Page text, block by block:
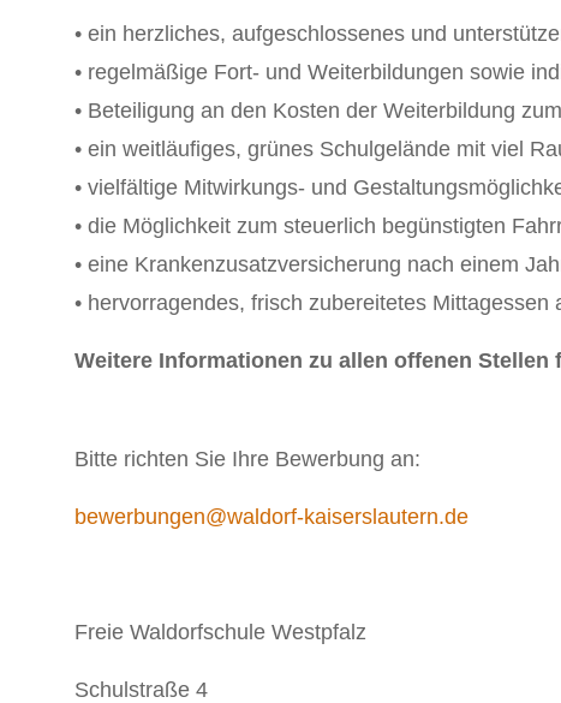
• ein herzliches, aufgeschlossenes und
• regelmäßige Fort- und Weiterbildungen sowie
• Beteiligung an den Kosten der Weiterbildung
• ein weitläufiges, grünes Schulgelände mit viel
• vielfältige Mitwirkungs- und
• die Möglichkeit zum steuerlich begünstigten
• eine Krankenzusatzversicherung nach einem
• hervorragendes, frisch zubereitetes
Weitere Informationen zu allen offenen
Bitte richten Sie Ihre Bewerbung an:
bewerbungen@waldorf-kaiserslautern.de
Freie Waldorfschule Westpfalz
Schulstraße 4